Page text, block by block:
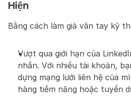
Hiện
Bằng cách làm giả vân tay kỹ
Vượt qua giới hạn của
nhắn. Với nhiều tài khoản,
dựng mạng lưới liên hệ của
hàng tiềm năng hoặc tuyển